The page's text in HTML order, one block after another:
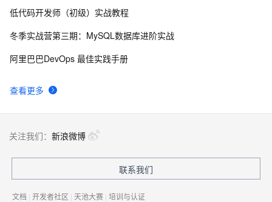
8 .NET Compact Framework下的单元测试
查看更多
低代码开发师（初级）实战教程
冬季实战营第三期：MySQL数据库进阶实战
阿里巴巴DevOps 最佳实践手册
关注我们： 新浪微博
联系我们
文档 | 开发者社区 | 天池大赛 | 培训与认证